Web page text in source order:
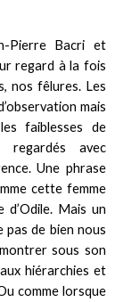
Pierre Bacri et
regard à la fois
nos fêlures. Les
mais
faiblesses de
regardés avec
Une phrase
cette femme
d’Odile. Mais un
pas de bien nous
sous son
hiérarchies et
comme lorsque